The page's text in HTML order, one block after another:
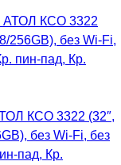
КСО 3322 (32″,
без Wi-Fi, без
пад, Кр.